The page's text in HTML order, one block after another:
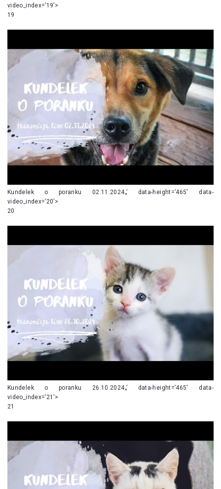
video_index=’19’>
19
Kundelek o poranku 02.11.2024„’ data-height=’465′ data-
video_index=’20’>
20
Kundelek o poranku 26.10.2024„’ data-height=’465′ data-
video_index=’21’>
21